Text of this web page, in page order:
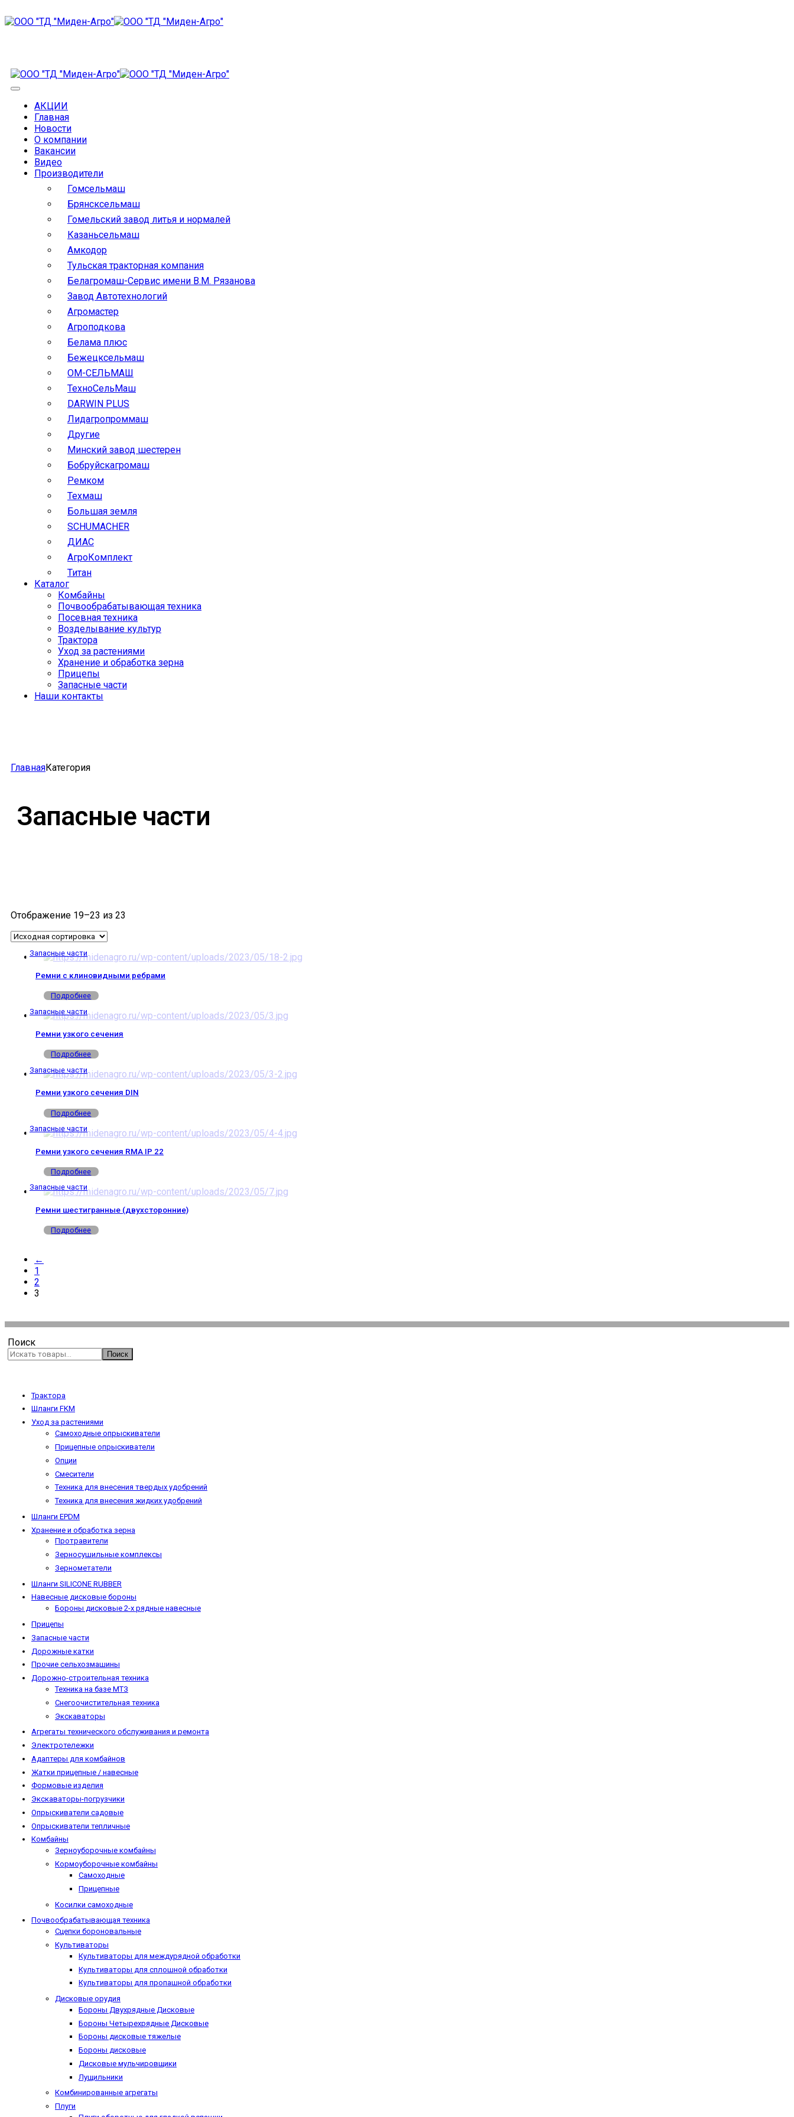
АКЦИИ
Главная
Новости
О компании
Вакансии
Видео
Производители
Гомсельмаш
Брянсксельмаш
Гомельский завод литья и нормалей
Казаньсельмаш
Амкодор
Тульская тракторная компания
Белагромаш-Сервис имени В.М. Рязанова
Завод Автотехнологий
Агромастер
Агроподкова
Белама плюс
Бежецксельмаш
ОМ-СЕЛЬМАШ
ТехноСельМаш
DARWIN PLUS
Лидагропроммаш
Другие
Минский завод шестерен
Бобруйскагромаш
Ремком
Техмаш
Большая земля
SCHUMACHER
ДИАС
АгроКомплект
Титан
Каталог
Комбайны
Почвообрабатывающая техника
Посевная техника
Возделывание культур
Трактора
Уход за растениями
Хранение и обработка зерна
Прицепы
Запасные части
Наши контакты
ГлавнаяКатегория
Запасные части
Отображение 19–23 из 23
Запасные части
Ремни с клиновидными ребрами
Подробнее
Запасные части
Ремни узкого сечения
Подробнее
Запасные части
Ремни узкого сечения DIN
Подробнее
Запасные части
Ремни узкого сечения RMA IP 22
Подробнее
Запасные части
Ремни шестигранные (двухсторонние)
Подробнее
←
1
2
3
Поиск
Поиск
Трактора
Шланги FKM
Уход за растениями
Самоходные опрыскиватели
Прицепные опрыскиватели
Опции
Смесители
Техника для внесения твердых удобрений
Техника для внесения жидких удобрений
Шланги EPDM
Хранение и обработка зерна
Протравители
Зерносушильные комплексы
Зернометатели
Шланги SILICONE RUBBER
Навесные дисковые бороны
Бороны дисковые 2-х рядные навесные
Прицепы
Запасные части
Дорожные катки
Прочие сельхозмашины
Дорожно-строительная техника
Техника на базе МТЗ
Снегоочистительная техника
Экскаваторы
Агрегаты технического обслуживания и ремонта
Электротележки
Адаптеры для комбайнов
Жатки прицепные / навесные
Формовые изделия
Экскаваторы-погрузчики
Опрыскиватели садовые
Опрыскиватели тепличные
Комбайны
Зерноуборочные комбайны
Кормоуборочные комбайны
Самоходные
Прицепные
Косилки самоходные
Почвообрабатывающая техника
Сцепки бороновальные
Культиваторы
Культиваторы для междурядной обработки
Культиваторы для сплошной обработки
Культиваторы для пропашной обработки
Дисковые орудия
Бороны Двухрядные Дисковые
Бороны Четырехрядные Дисковые
Бороны дисковые тяжелые
Бороны дисковые
Дисковые мульчировщики
Лущильники
Комбинированные агрегаты
Плуги